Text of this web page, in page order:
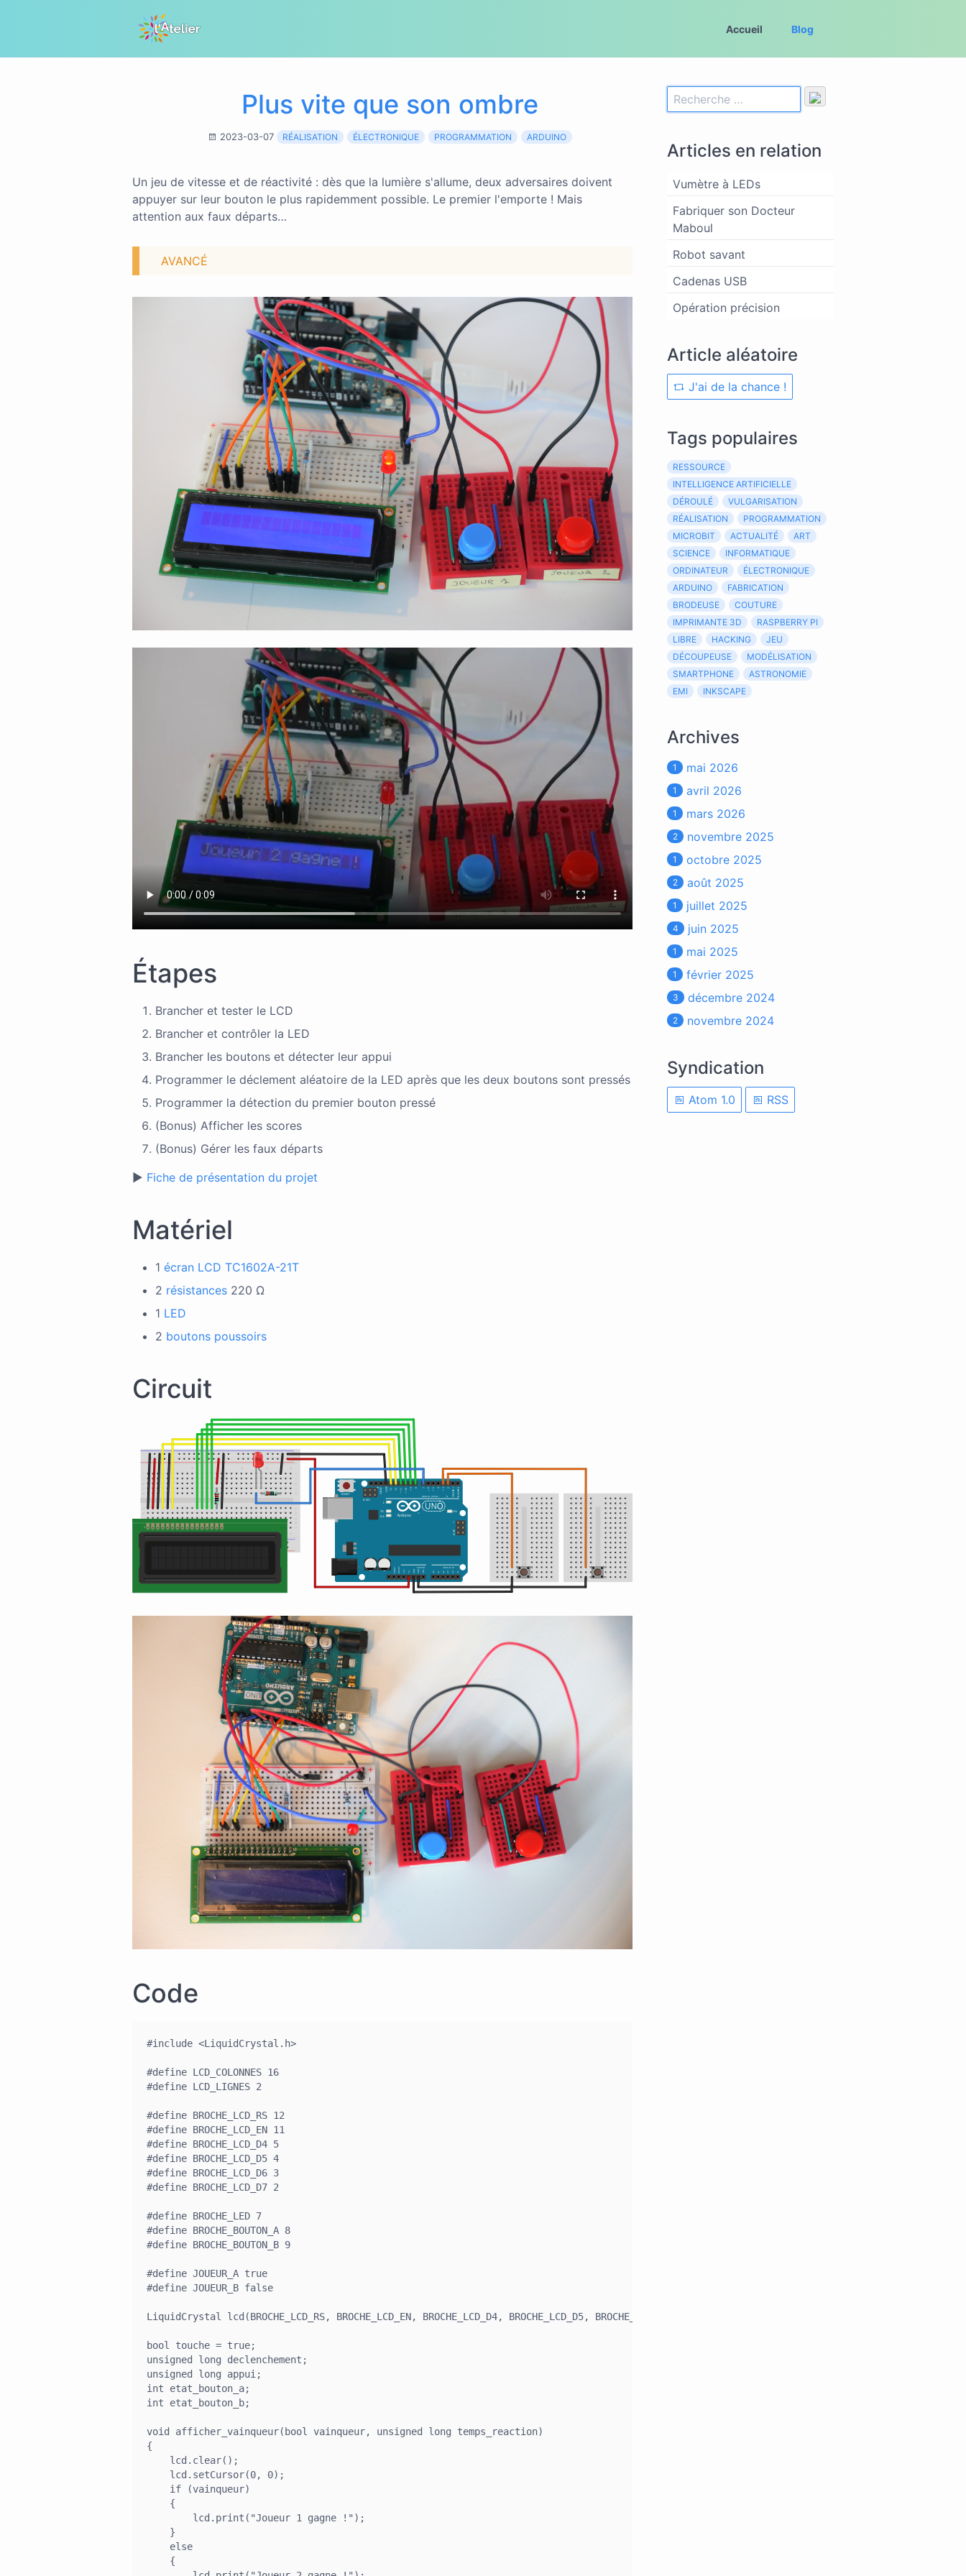
Accueil Blog
Plus vite que son ombre
2023-03-07 RÉALISATION ÉLECTRONIQUE PROGRAMMATION ARDUINO
Un jeu de vitesse et de réactivité : dès que la lumière s'allume, deux adversaires doivent
appuyer sur leur bouton le plus rapidemment possible. Le premier l'emporte ! Mais
attention aux faux départs…
AVANCÉ
Étapes
Brancher et tester le LCD
Brancher et contrôler la LED
Brancher les boutons et détecter leur appui
Programmer le déclement aléatoire de la LED après que les deux boutons sont pressés
Programmer la détection du premier bouton pressé
(Bonus) Afficher les scores
(Bonus) Gérer les faux départs
▶ Fiche de présentation du projet
Matériel
1 écran LCD TC1602A-21T
2 résistances 220 Ω
1 LED
2 boutons poussoirs
Circuit
Code
#include <LiquidCrystal.h>
#define LCD_COLONNES 16
#define LCD_LIGNES 2
#define BROCHE_LCD_RS 12
#define BROCHE_LCD_EN 11
#define BROCHE_LCD_D4 5
#define BROCHE_LCD_D5 4
#define BROCHE_LCD_D6 3
#define BROCHE_LCD_D7 2
#define BROCHE_LED 7
#define BROCHE_BOUTON_A 8
#define BROCHE_BOUTON_B 9
#define JOUEUR_A true
#define JOUEUR_B false
LiquidCrystal lcd(BROCHE_LCD_RS, BROCHE_LCD_EN, BROCHE_LCD_D4, BROCHE_LCD_D5, BROCHE_LCD_D6, BROCHE_LCD_D7);
bool touche = true;
unsigned long declenchement;
unsigned long appui;
int etat_bouton_a;
int etat_bouton_b;
void afficher_vainqueur(bool vainqueur, unsigned long temps_reaction)
{
    lcd.clear();
    lcd.setCursor(0, 0);
    if (vainqueur)
    {
        lcd.print("Joueur 1 gagne !");
    }
    else
    {
Articles en relation
Vumètre à LEDs
Fabriquer son Docteur
Maboul
Robot savant
Cadenas USB
Opération précision
Article aléatoire
J'ai de la chance !
Tags populaires
RESSOURCE
INTELLIGENCE ARTIFICIELLE
DÉROULÉ
VULGARISATION
RÉALISATION
PROGRAMMATION
MICROBIT
ACTUALITÉ
ART
SCIENCE
INFORMATIQUE
ORDINATEUR
ÉLECTRONIQUE
ARDUINO
FABRICATION
BRODEUSE
COUTURE
IMPRIMANTE 3D
RASPBERRY PI
LIBRE
HACKING
JEU
DÉCOUPEUSE
MODÉLISATION
SMARTPHONE
ASTRONOMIE
EMI
INKSCAPE
Archives
1 mai 2026
1 avril 2026
1 mars 2026
2 novembre 2025
1 octobre 2025
2 août 2025
1 juillet 2025
4 juin 2025
1 mai 2025
1 février 2025
3 décembre 2024
2 novembre 2024
Syndication
Atom 1.0 RSS